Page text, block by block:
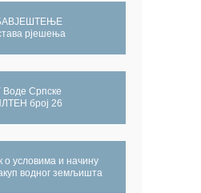
рјешења
Воде Српске
број 26
о условима и начину
водног земљишта